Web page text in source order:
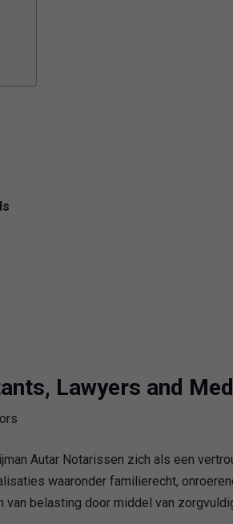
Lawyers and
Autar Notarissen zich als een
waaronder familierecht,
belasting door middel van